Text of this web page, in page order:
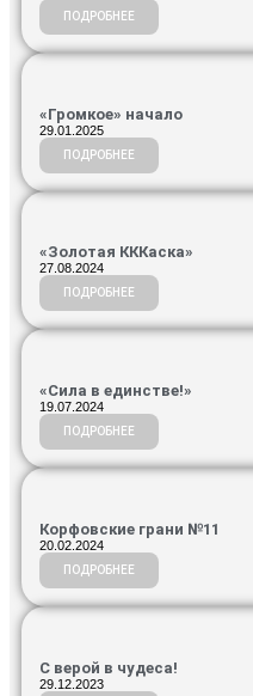
ПОДРОБНЕЕ
«Громкое» начало
29.01.2025
ПОДРОБНЕЕ
«Золотая КККаска»
27.08.2024
ПОДРОБНЕЕ
«Сила в единстве!»
19.07.2024
ПОДРОБНЕЕ
Корфовские грани №11
20.02.2024
ПОДРОБНЕЕ
С верой в чудеса!
29.12.2023